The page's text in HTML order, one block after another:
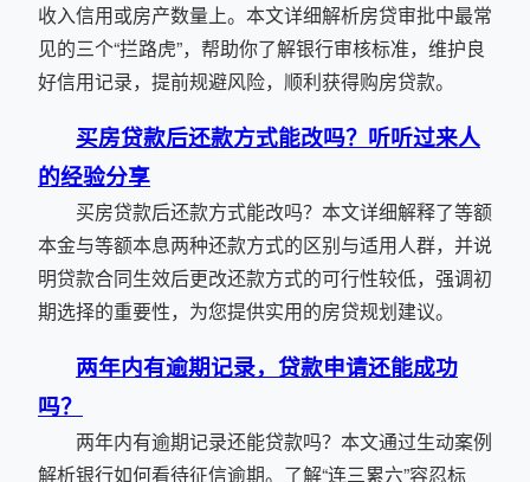
收入信用或房产数量上。本文详细解析房贷审批中最常
见的三个“拦路虎”，帮助你了解银行审核标准，维护良
好信用记录，提前规避风险，顺利获得购房贷款。
买房贷款后还款方式能改吗？听听过来人
的经验分享
买房贷款后还款方式能改吗？本文详细解释了等额
本金与等额本息两种还款方式的区别与适用人群，并说
明贷款合同生效后更改还款方式的可行性较低，强调初
期选择的重要性，为您提供实用的房贷规划建议。
两年内有逾期记录，贷款申请还能成功
吗？
两年内有逾期记录还能贷款吗？本文通过生动案例
解析银行如何看待征信逾期。了解“连三累六”容忍标